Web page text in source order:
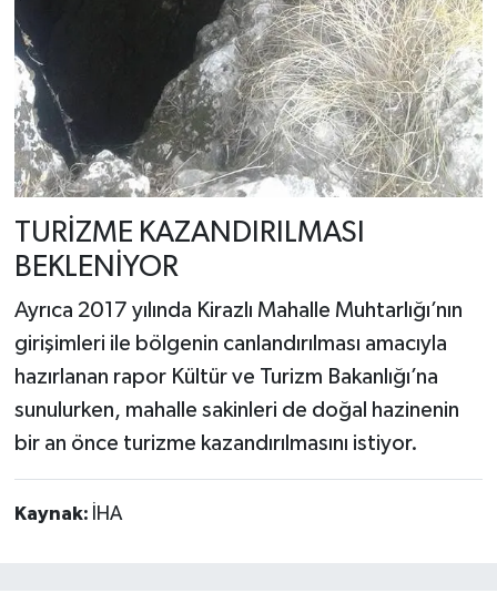
TURİZME KAZANDIRILMASI
BEKLENİYOR
Ayrıca 2017 yılında Kirazlı Mahalle Muhtarlığı’nın
girişimleri ile bölgenin canlandırılması amacıyla
hazırlanan rapor Kültür ve Turizm Bakanlığı’na
sunulurken, mahalle sakinleri de doğal hazinenin
bir an önce turizme kazandırılmasını istiyor.
Kaynak: İHA